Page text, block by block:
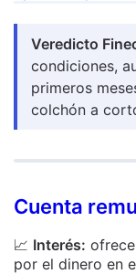
Veredicto
condiciones,
primeros
colchón a
Cuenta
📈 Interés: ofrece
por el dinero en